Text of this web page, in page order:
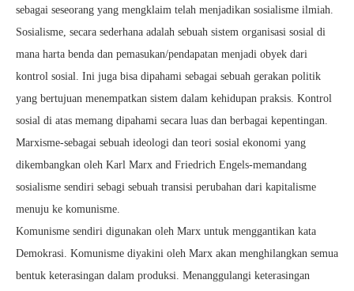
sebagai seseorang yang mengklaim telah menjadikan sosialisme ilmiah.
Sosialisme, secara sederhana adalah sebuah sistem organisasi sosial di
mana harta benda dan pemasukan/pendapatan menjadi obyek dari
kontrol sosial. Ini juga bisa dipahami sebagai sebuah gerakan politik
yang bertujuan menempatkan sistem dalam kehidupan praksis. Kontrol
sosial di atas memang dipahami secara luas dan berbagai kepentingan.
Marxisme-sebagai sebuah ideologi dan teori sosial ekonomi yang
dikembangkan oleh Karl Marx and Friedrich Engels-memandang
sosialisme sendiri sebagi sebuah transisi perubahan dari kapitalisme
menuju ke komunisme.
Komunisme sendiri digunakan oleh Marx untuk menggantikan kata
Demokrasi. Komunisme diyakini oleh Marx akan menghilangkan semua
bentuk keterasingan dalam produksi. Menanggulangi keterasingan